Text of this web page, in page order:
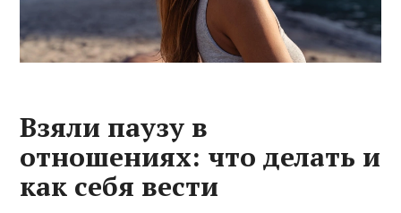
Взяли паузу в
отношениях: что делать и
как себя вести